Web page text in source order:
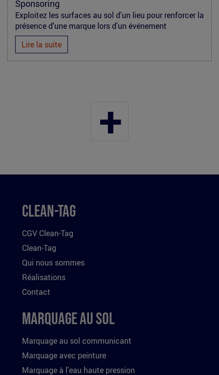
marquage-
sol-
marathon-
paris-
Sponsoring
Exploitez les surfaces au sol d'un lieu pour renforcer la
présence d'une marque lors d'un événement
Lire la suite
+
Clean-Tag
CGV Clean-Tag
Clean-Tag
Qui nous sommes
Réalisations
Contact
Marquage au sol
Marquage au sol communicant
Marquage avec peinture
Marquage à l'eau haute pression